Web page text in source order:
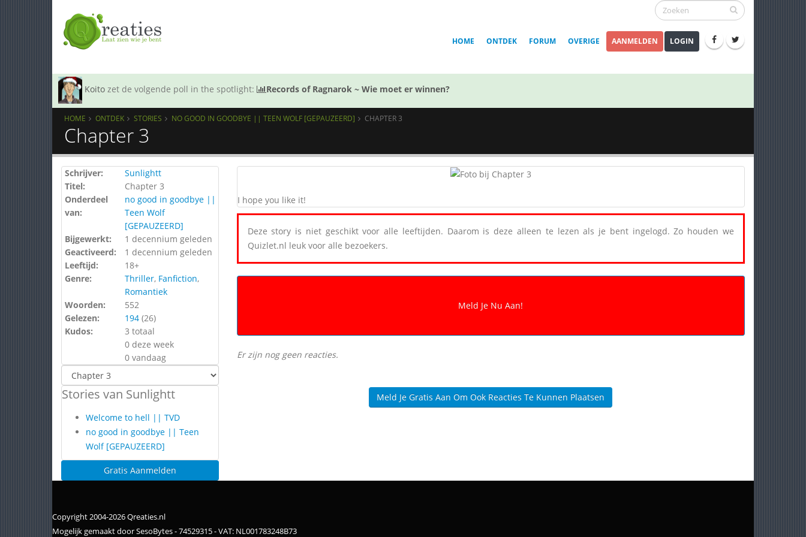
HOME ONTDEK FORUM OVERIGE AANMELDEN LOGIN
Koito zet de volgende poll in the spotlight: Records of Ragnarok ~ Wie moet er winnen?
HOME ONTDEK STORIES NO GOOD IN GOODBYE || TEEN WOLF [GEPAUZEERD] CHAPTER 3
Chapter 3
Schrijver:
Sunlightt
Titel:
Chapter 3
Onderdeel
van:
no good in goodbye ||
Teen Wolf
[GEPAUZEERD]
Bijgewerkt:
1 decennium geleden
Geactiveerd:
1 decennium geleden
Leeftijd:
18+
Genre:
Thriller, Fanfiction,
Romantiek
Woorden:
552
Gelezen:
194 (26)
Kudos:
3 totaal
0 deze week
0 vandaag
Stories van Sunlightt
Welcome to hell || TVD
no good in goodbye || Teen
Wolf [GEPAUZEERD]
Gratis Aanmelden
I hope you like it!
Deze story is niet geschikt voor alle leeftijden. Daarom is deze alleen te lezen als je bent ingelogd. Zo houden we
Quizlet.nl leuk voor alle bezoekers.
Er zijn nog geen reacties.
Meld Je Gratis Aan Om Ook Reacties Te Kunnen Plaatsen
Copyright 2004-2026 Qreaties.nl
Mogelijk gemaakt door SesoBytes - 74529315 - VAT: NL001783248B73